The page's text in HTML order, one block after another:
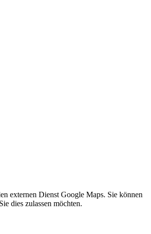
externen Dienst Google Maps. Sie können
dies zulassen möchten.